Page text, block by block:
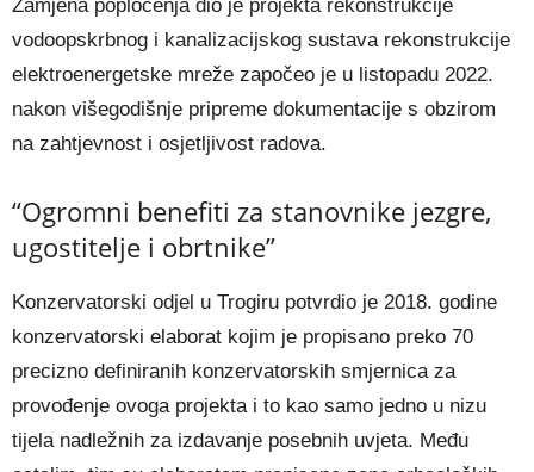
Zamjena popločenja dio je projekta rekonstrukcije
vodoopskrbnog i kanalizacijskog sustava rekonstrukcije
elektroenergetske mreže započeo je u listopadu 2022.
nakon višegodišnje pripreme dokumentacije s obzirom
na zahtjevnost i osjetljivost radova.
“Ogromni benefiti za stanovnike jezgre,
ugostitelje i obrtnike”
Konzervatorski odjel u Trogiru potvrdio je 2018. godine
konzervatorski elaborat kojim je propisano preko 70
precizno definiranih konzervatorskih smjernica za
provođenje ovoga projekta i to kao samo jedno u nizu
tijela nadležnih za izdavanje posebnih uvjeta. Među